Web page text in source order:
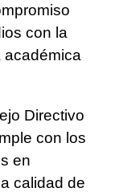
con la
académica
Directivo
con los
en
calidad de